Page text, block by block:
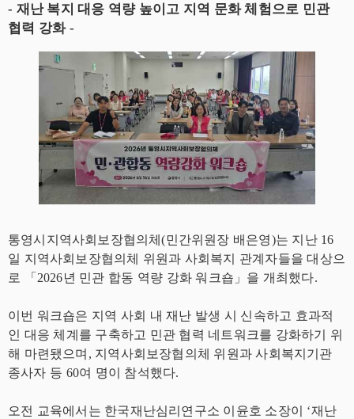
- 재난 복지 대응 역량 높이고 지역 문화 체험으로 민관
협력 강화 -
통영시지역사회보장협의체(민간위원장 배은영)는 지난 16
일 지역사회보장협의체 위원과 사회복지 관계자들을 대상으
로 「2026년 민관 합동 역량 강화 워크숍」을 개최했다.
이번 워크숍은 지역 사회 내 재난 발생 시 신속하고 효과적
인 대응 체계를 구축하고 민관 협력 네트워크를 강화하기 위
해 마련됐으며, 지역사회보장협의체 위원과 사회복지기관
종사자 등 60여 명이 참석했다.
오전 교육에서는 한국재난심리연구소 이윤호 소장이 ‘재난